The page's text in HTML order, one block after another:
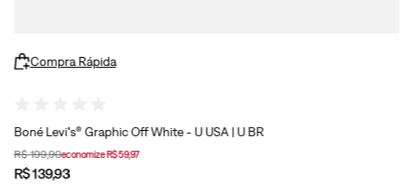
Compra Rápida
Boné Levi's® Graphic Off White - U USA | U BR
R$ 199,90economizeR$59,97
R$139,93